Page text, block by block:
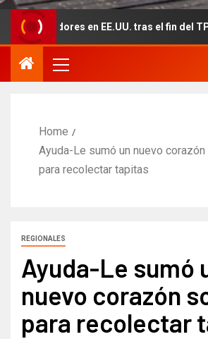
en EE.UU. tras el fin del TPS de 350
Home
Ayuda-Le sumó un nuevo
para recolectar tapitas​
REGIONALES
Ayuda-Le sumó
nuevo corazón
para recolectar